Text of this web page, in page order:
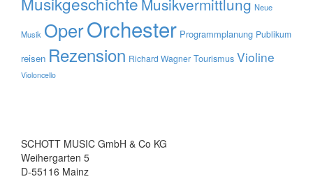
Musikvermittlung Neue
Musik OperOrchester Programmplanung Publikum
reisen Rezension Richard Wagner Tourismus Violine
Violoncello
SCHOTT MUSIC GmbH & Co KG
Weihergarten 5
D-55116 Mainz